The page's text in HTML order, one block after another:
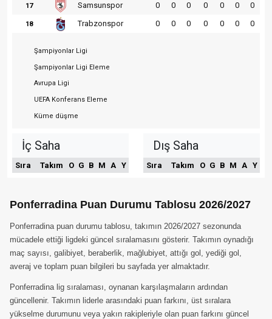
17 Samsunspor 0 0 0 0 0 0 0
18 Trabzonspor 0 0 0 0 0 0 0
Şampiyonlar Ligi
Şampiyonlar Ligi Eleme
Avrupa Ligi
UEFA Konferans Eleme
Küme düşme
İç Saha
Sıra Takım O G B M A Y
Dış Saha
Sıra Takım O G B M A Y
Ponferradina Puan Durumu Tablosu 2026/2027
Ponferradina puan durumu tablosu, takımın 2026/2027 sezonunda
mücadele ettiği ligdeki güncel sıralamasını gösterir. Takımın oynadığı
maç sayısı, galibiyet, beraberlik, mağlubiyet, attığı gol, yediği gol,
averaj ve toplam puan bilgileri bu sayfada yer almaktadır.
Ponferradina lig sıralaması, oynanan karşılaşmaların ardından
güncellenir. Takımın liderle arasındaki puan farkını, üst sıralara
yükselme durumunu veya yakın rakipleriyle olan puan farkını güncel